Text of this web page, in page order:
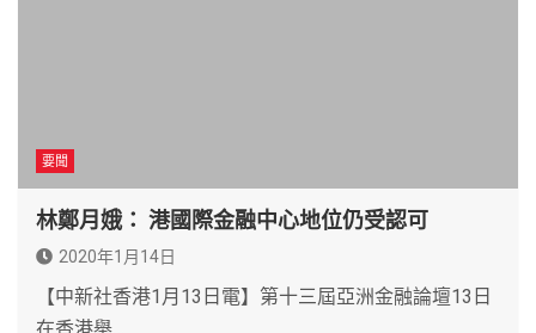
要聞
林鄭月娥： 港國際金融中心地位仍受認可
2020年1月14日
【中新社香港1月13日電】第十三屆亞洲金融論壇13日